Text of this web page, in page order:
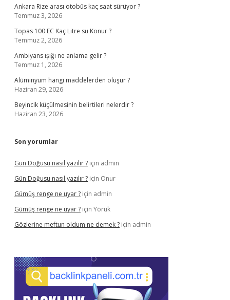
Ankara Rize arası otobüs kaç saat sürüyor ?
Temmuz 3, 2026
Topas 100 EC Kaç Litre su Konur ?
Temmuz 2, 2026
Ambiyans ışığı ne anlama gelir ?
Temmuz 1, 2026
Alüminyum hangi maddelerden oluşur ?
Haziran 29, 2026
Beyincik küçülmesinin belirtileri nelerdir ?
Haziran 23, 2026
Son yorumlar
Gün Doğusu nasıl yazılır ? için admin
Gün Doğusu nasıl yazılır ? için Onur
Gümüş renge ne uyar ? için admin
Gümüş renge ne uyar ? için Yörük
Gözlerine meftun oldum ne demek ? için admin